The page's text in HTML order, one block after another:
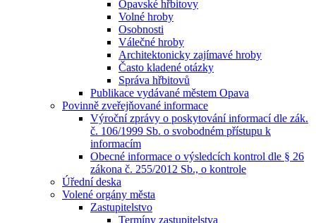
Opavské hřbitovy
Volné hroby
Osobnosti
Válečné hroby
Architektonicky zajímavé hroby
Často kladené otázky
Správa hřbitovů
Publikace vydávané městem Opava
Povinně zveřejňované informace
Výroční zprávy o poskytování informací dle zák.
č. 106/1999 Sb. o svobodném přístupu k
informacím
Obecné informace o výsledcích kontrol dle § 26
zákona č. 255/2012 Sb., o kontrole
Úřední deska
Volené orgány města
Zastupitelstvo
Termíny zastupitelstva